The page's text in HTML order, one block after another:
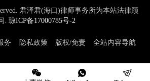
君泽君(海口)律师事务所为本站法律顾
. 琼ICP备17000785号-2
务 隐私政策 版权/免责 全站内容导航